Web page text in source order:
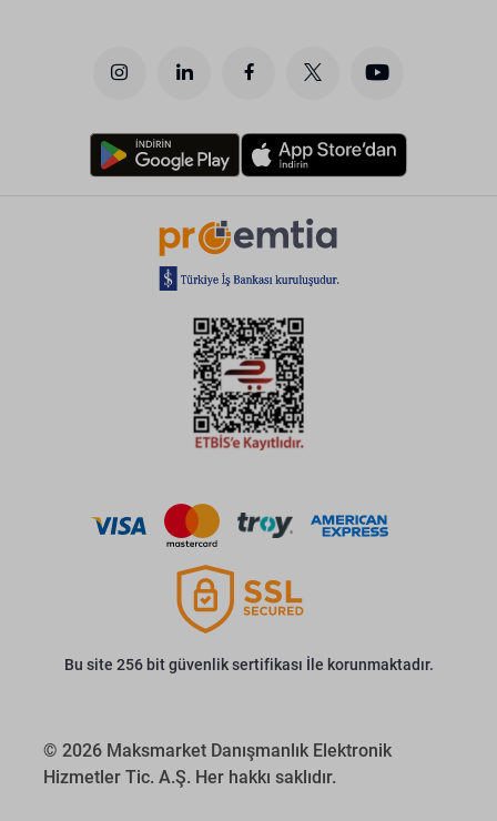
Bu site 256 bit güvenlik sertifikası İle korunmaktadır.
© 2026 Maksmarket Danışmanlık Elektronik
Hizmetler Tic. A.Ş. Her hakkı saklıdır.